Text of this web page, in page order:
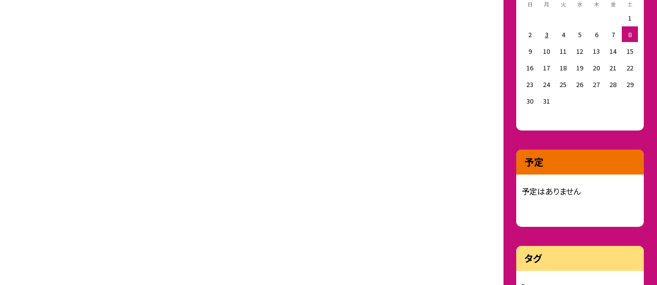
日 月 火 水 木 金 土
1
2
3 4 5 6 7
8
9
10 11 12 13 14
15
16
17 18 19 20 21
22
23
24 25 26 27 28
29
30
31
予定
予定はありません
タグ